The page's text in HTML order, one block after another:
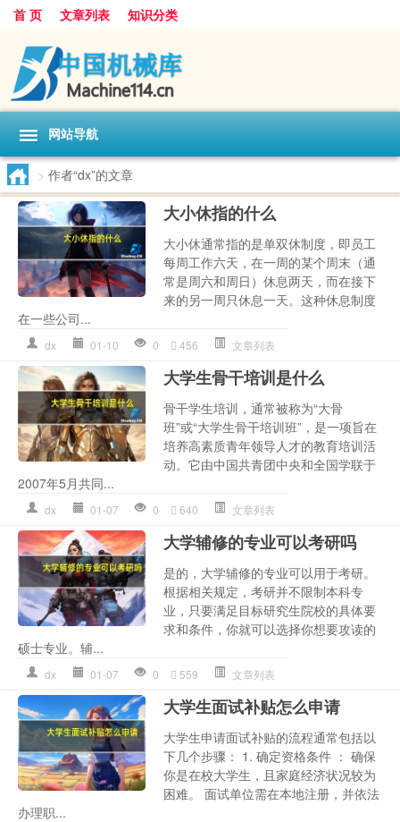
首 页 文章列表 知识分类
网站导航
> 作者“dx”的文章
大小休指的什么
大小休通常指的是单双休制度，即员工
每周工作六天，在一周的某个周末（通
常是周六和周日）休息两天，而在接下
来的另一周只休息一天。这种休息制度
在一些公司...
dx 01-10 0 456 文章列表
大学生骨干培训是什么
骨干学生培训，通常被称为“大骨
班”或“大学生骨干培训班”，是一项旨在
培养高素质青年领导人才的教育培训活
动。它由中国共青团中央和全国学联于
2007年5月共同...
dx 01-07 0 640 文章列表
大学辅修的专业可以考研吗
是的，大学辅修的专业可以用于考研。
根据相关规定，考研并不限制本科专
业，只要满足目标研究生院校的具体要
求和条件，你就可以选择你想要攻读的
硕士专业。辅...
dx 01-07 0 559 文章列表
大学生面试补贴怎么申请
大学生申请面试补贴的流程通常包括以
下几个步骤： 1. 确定资格条件 ： 确保
你是在校大学生，且家庭经济状况较为
困难。 面试单位需在本地注册，并依法
办理职...